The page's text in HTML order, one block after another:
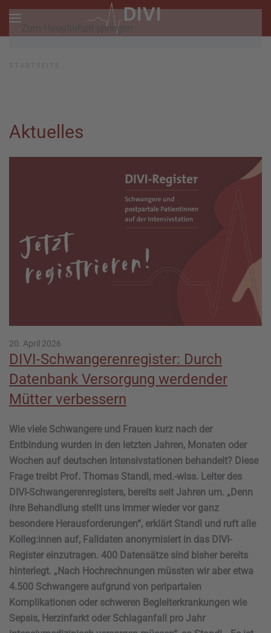
Zum Hauptinhalt springen
Aktuelles
20. April 2026
DIVI-Schwangerenregister: Durch
Datenbank Versorgung werdender
Mütter verbessern
Wie viele Schwangere und Frauen kurz nach der
Entbindung wurden in den letzten Jahren, Monaten oder
Wochen auf deutschen Intensivstationen behandelt? Diese
Frage treibt Prof. Thomas Standl, med.-wiss. Leiter des
DIVI-Schwangerenregisters, bereits seit Jahren um. „Denn
ihre Behandlung stellt uns immer wieder vor ganz
besondere Herausforderungen“, erklärt Standl und ruft alle
Kolleg:innen auf, Falldaten anonymisiert in das DIVI-
Register einzutragen. 400 Datensätze sind bisher bereits
hinterlegt. „Nach Hochrechnungen müssten wir aber etwa
4.500 Schwangere aufgrund von peripartalen
Komplikationen oder schweren Begleiterkrankungen wie
Sepsis, Herzinfarkt oder Schlaganfall pro Jahr